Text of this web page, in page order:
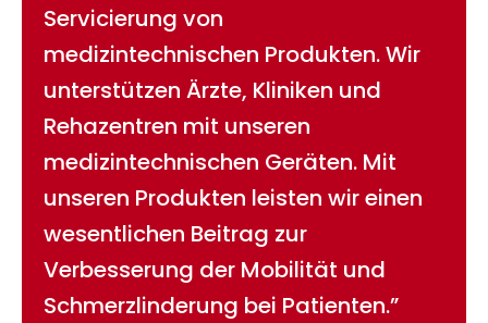
Servicierung von
medizintechnischen Produkten. Wir
unterstützen Ärzte, Kliniken und
Rehazentren mit unseren
medizintechnischen Geräten. Mit
unseren Produkten leisten wir einen
wesentlichen Beitrag zur
Verbesserung der Mobilität und
Schmerzlinderung bei Patienten.”